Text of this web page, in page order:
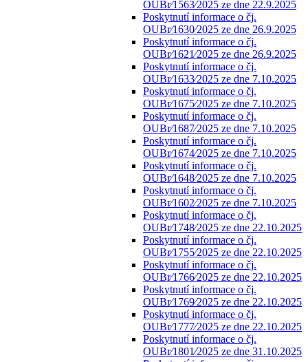
OUBr⁄1563⁄2025 ze dne 22.9.2025
Poskytnutí informace o čj.
OUBr⁄1630⁄2025 ze dne 26.9.2025
Poskytnutí informace o čj.
OUBr⁄1621⁄2025 ze dne 26.9.2025
Poskytnutí informace o čj.
OUBr⁄1633⁄2025 ze dne 7.10.2025
Poskytnutí informace o čj.
OUBr⁄1675⁄2025 ze dne 7.10.2025
Poskytnutí informace o čj.
OUBr⁄1687⁄2025 ze dne 7.10.2025
Poskytnutí informace o čj.
OUBr⁄1674⁄2025 ze dne 7.10.2025
Poskytnutí informace o čj.
OUBr⁄1648⁄2025 ze dne 7.10.2025
Poskytnutí informace o čj.
OUBr⁄1602⁄2025 ze dne 7.10.2025
Poskytnutí informace o čj.
OUBr⁄1748⁄2025 ze dne 22.10.2025
Poskytnutí informace o čj.
OUBr⁄1755⁄2025 ze dne 22.10.2025
Poskytnutí informace o čj.
OUBr⁄1766⁄2025 ze dne 22.10.2025
Poskytnutí informace o čj.
OUBr⁄1769⁄2025 ze dne 22.10.2025
Poskytnutí informace o čj.
OUBr⁄1777⁄2025 ze dne 22.10.2025
Poskytnutí informace o čj.
OUBr⁄1801⁄2025 ze dne 31.10.2025